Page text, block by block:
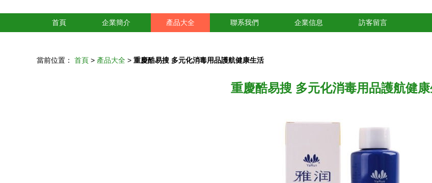
首頁 企業簡介 產品大全 聯系我們 企業信息 訪客留言
當前位置： 首頁 > 產品大全 > 重慶酷易搜 多元化消毒用品護航健康生活
重慶酷易搜 多元化消毒用品護航健